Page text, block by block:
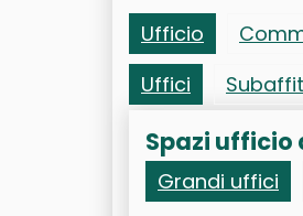
Ufficio
Uffici
Spazi ufficio
Grandi uffici